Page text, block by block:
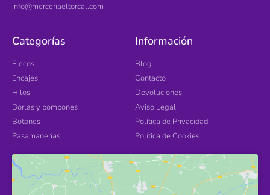
info@merceriaeltorcal.com
Categorías
Flecos
Encajes
Hilos
Borlas y pompones
Botones
Pasamanerías
Información
Blog
Contacto
Devoluciones
Aviso Legal
Política de Privacidad
Política de Cookies